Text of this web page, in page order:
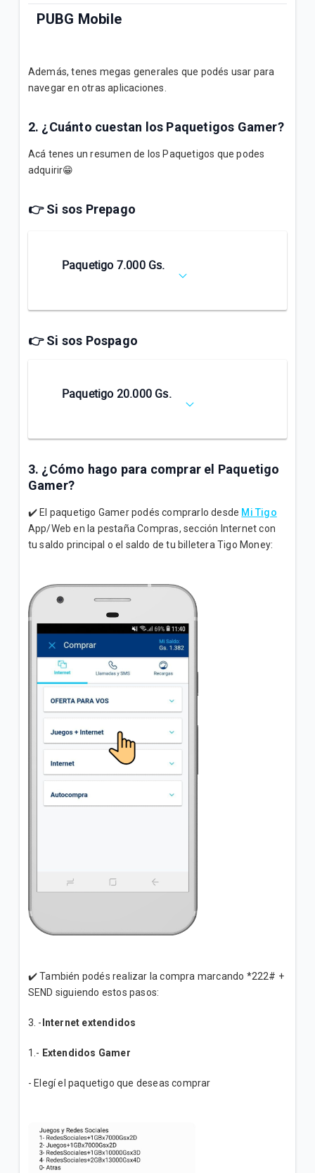
PUBG Mobile
Descarga PUBG para iOS
Call of Duty: Mobile
Descarga Call of Duty para Android
Descarga Call of Duty para iOS
Candy Crush Saga
Descarga Candy Crush Saga para Android
8 Ball Pool
Descarga 8 Ball Pool para Android
Descarga 8 Ball Pool para iOS
Roblox
Descarga Roblox para iOS
Dream League Soccer
Además, tenes megas generales que podés usar para
navegar en otras aplicaciones.
2. ¿Cuánto cuestan los Paquetigos Gamer?
Acá tenes un resumen de los Paquetigos que podes
adquirir😁
👉 Si sos Prepago
Paquetigo 7.000 Gs.
👉 Si sos Pospago
Paquetigo 20.000 Gs.
3. ¿Cómo hago para comprar el Paquetigo
Gamer?
✔️ El paquetigo Gamer podés comprarlo desde Mi Tigo
App/Web en la pestaña Compras, sección Internet con
tu saldo principal o el saldo de tu billetera Tigo Money:
✔️ También podés realizar la compra marcando *222# +
SEND siguiendo estos pasos:
3. - Internet extendidos
1.- Extendidos Gamer
- Elegí el paquetigo que deseas comprar